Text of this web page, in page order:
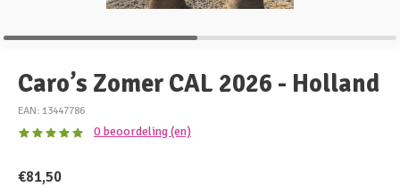
Caro’s Zomer CAL 2026 - Holland
EAN: 13447786
0 beoordeling (en)
€81,50